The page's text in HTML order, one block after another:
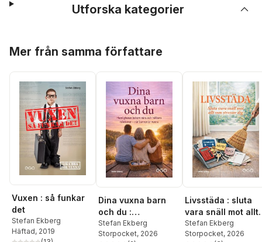
Utforska kategorier
Mer från samma författare
Vuxen : så funkar
det
Stefan Ekberg
Häftad, 2019
Dina vuxna barn
och du :
hemligheten bakom
nära och hållbara
Stefan Ekberg
Storpocket, 2026
Livsstäda : sluta
vara snäll mot allt
som stressar dig
Stefan Ekberg
Storpocket, 2026